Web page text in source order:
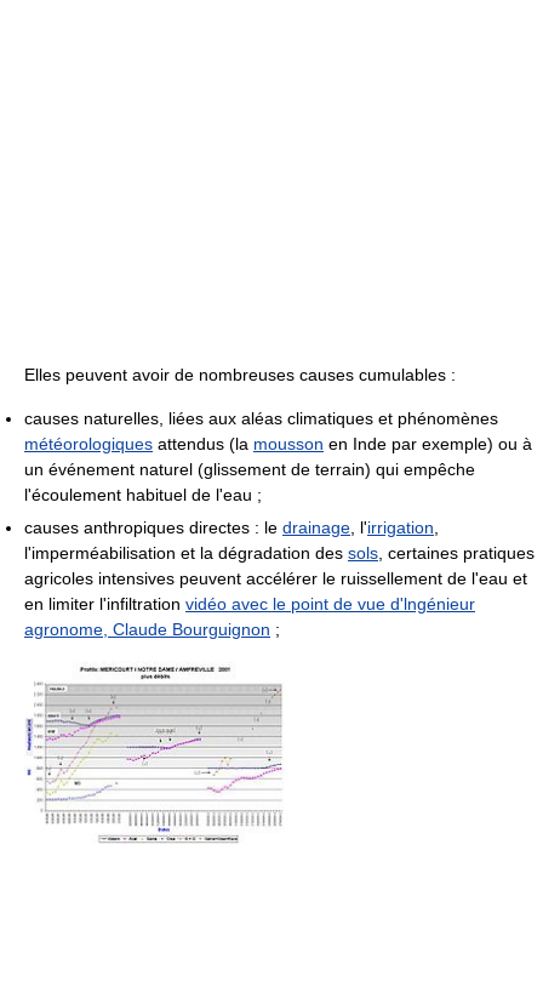
Elles peuvent avoir de nombreuses causes cumulables :
causes naturelles, liées aux aléas climatiques et phénomènes
météorologiques attendus (la mousson en Inde par exemple) ou à
un événement naturel (glissement de terrain) qui empêche
l'écoulement habituel de l'eau ;
causes anthropiques directes : le drainage , l'irrigation
l'imperméabilisation et la dégradation des sols , certaines pratiques
agricoles intensives peuvent accélérer le ruissellement de l'eau et
en limiter l'infiltration vidéo avec le point de vue d'lngénieur
agronome, Claude Bourguignon ;